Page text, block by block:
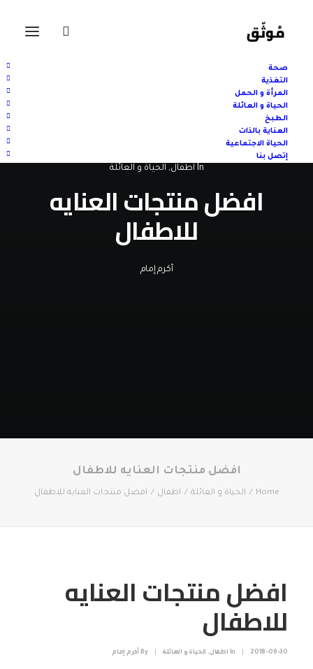
صحة
التغذية
المرأة و الحمل
الحياة و العائلة
الطبخ
العناية بالذات
الحياة الاجتماعية
إتصل بنا
In اطفال, الحياة و العائلة
افضل منتجات العنايه
للاطفال
أكرم إمام
افضل منتجات العنايه للاطفال
Home الحياة و العائلة اطفال افضل منتجات العنايه للاطفال
افضل منتجات العنايه
للاطفال
2018-09-30
In اطفال , الحياة و العائلة By أكرم إمام